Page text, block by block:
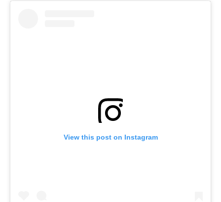
View this post on Instagram